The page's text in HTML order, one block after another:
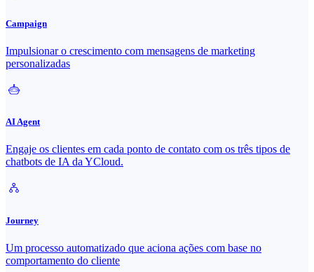
Campaign
Impulsionar o crescimento com mensagens de marketing
personalizadas
AI Agent
Engaje os clientes em cada ponto de contato com os três tipos de
chatbots de IA da YCloud.
Journey
Um processo automatizado que aciona ações com base no
comportamento do cliente